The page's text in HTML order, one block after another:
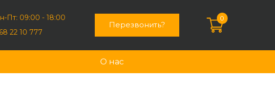
Пт: 09:00 - 18:00
22 10 777
Перезвонить?
0
О нас